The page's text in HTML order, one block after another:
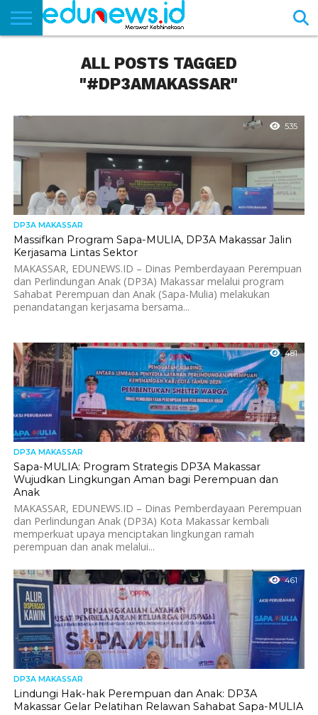
ALL POSTS TAGGED
"#DP3AMAKASSAR"
535
DP3A MAKASSAR
Massifkan Program Sapa-MULIA, DP3A Makassar Jalin
Kerjasama Lintas Sektor
MAKASSAR, EDUNEWS.ID – Dinas Pemberdayaan Perempuan
dan Perlindungan Anak (DP3A) Makassar melalui program
Sahabat Perempuan dan Anak (Sapa-Mulia) melakukan
penandatangan kerjasama bersama...
481
DP3A MAKASSAR
Sapa-MULIA: Program Strategis DP3A Makassar
Wujudkan Lingkungan Aman bagi Perempuan dan
Anak
MAKASSAR, EDUNEWS.ID – Dinas Pemberdayaan Perempuan
dan Perlindungan Anak (DP3A) Kota Makassar kembali
memperkuat upaya menciptakan lingkungan ramah
perempuan dan anak melalui...
461
DP3A MAKASSAR
Lindungi Hak-hak Perempuan dan Anak: DP3A
Makassar Gelar Pelatihan Relawan Sahabat Sapa-MULIA